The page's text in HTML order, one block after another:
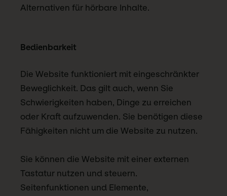
Alternativen für hörbare Inhalte.
Bedienbarkeit
Die Website funktioniert mit eingeschränkter
Beweglichkeit. Das gilt auch, wenn Sie
Schwierigkeiten haben, Dinge zu erreichen
oder Kraft aufzuwenden. Sie benötigen diese
Fähigkeiten nicht um die Website zu nutzen.
Sie können die Website mit einer externen
Tastatur nutzen und steuern.
Seitenfunktionen und Elemente,